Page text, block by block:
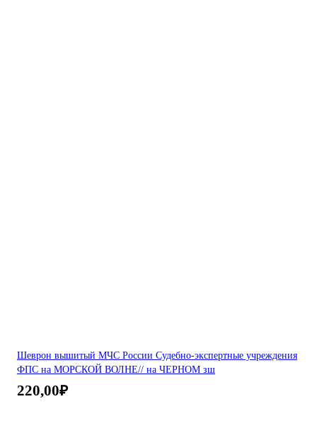
Шеврон вышитый МЧС России Судебно-экспертные учреждения
ФПС на МОРСКОЙ ВОЛНЕ// на ЧЕРНОМ зш
220,00₽